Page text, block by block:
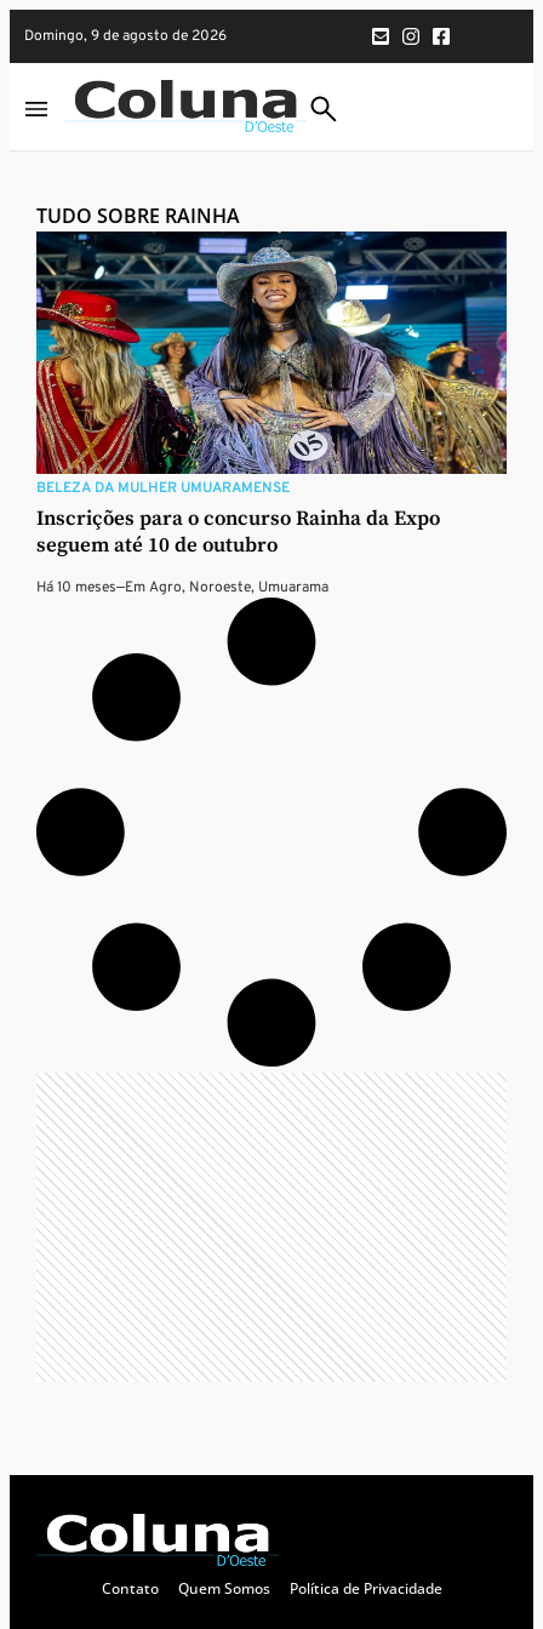
domingo, 9 de agosto de 2026
TUDO SOBRE RAINHA
BELEZA DA MULHER UMUARAMENSE
Inscrições para o concurso Rainha da Expo
seguem até 10 de outubro
Há 10 meses—EmAgro, Noroeste, Umuarama
Contato Quem Somos Política de Privacidade